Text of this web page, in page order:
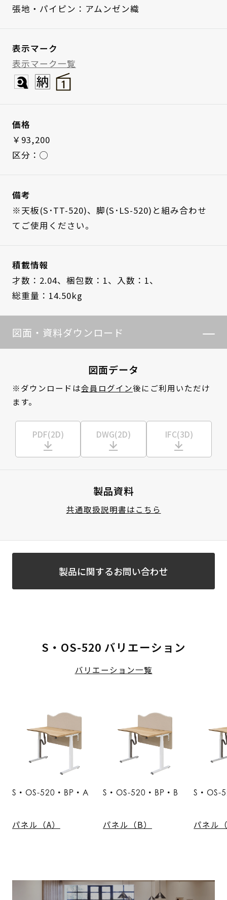
張地・パイピン：アムンゼン織
表示マーク
表示マーク一覧
価格
￥93,200
区分：◯
備考
※天板(S･TT-520)、脚(S･LS-520)と組み合わせ
てご使用ください。
積載情報
才数：2.04、 梱包数：1、 入数：1、
総重量：14.50kg
図面・資料ダウンロード
図面データ
※ダウンロードは会員ログイン後にご利用いただけ
ます。
PDF(2D) DWG(2D) IFC(3D)
製品資料
共通取扱説明書はこちら
製品に関するお問い合わせ
S・OS-520 バリエーション
バリエーション一覧
S・OS-520・BP・A
パネル（A）
S・OS-520・BP・B
パネル（B）
S・OS-
パネル